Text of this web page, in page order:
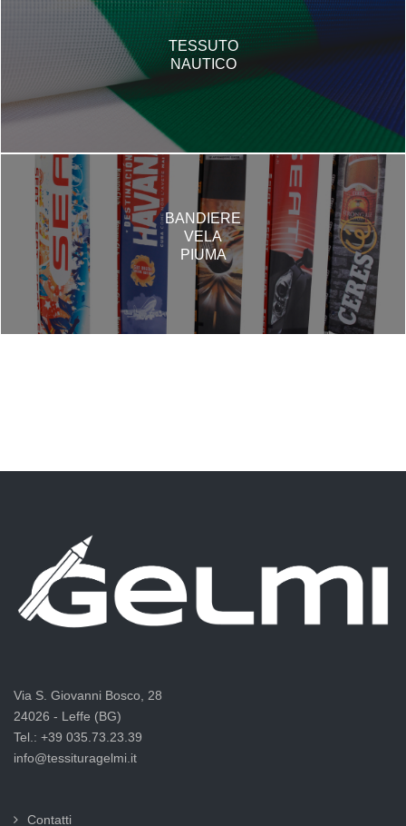
TESSUTO
NAUTICO
BANDIERE
VELA
PIUMA
Via S. Giovanni Bosco, 28
24026 - Leffe (BG)
Tel.: +39 035.73.23.39
info@tessituragelmi.it
Contatti